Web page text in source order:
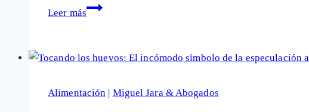
Leer más
Ultraprocesados,
derecho
alimentarse
Alimentación | Miguel Jara & Abogados